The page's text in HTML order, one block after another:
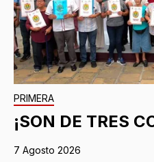
PRIMERA
¡SON DE TRES
7 Agosto 2026